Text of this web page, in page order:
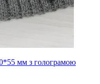
мм з голограмою